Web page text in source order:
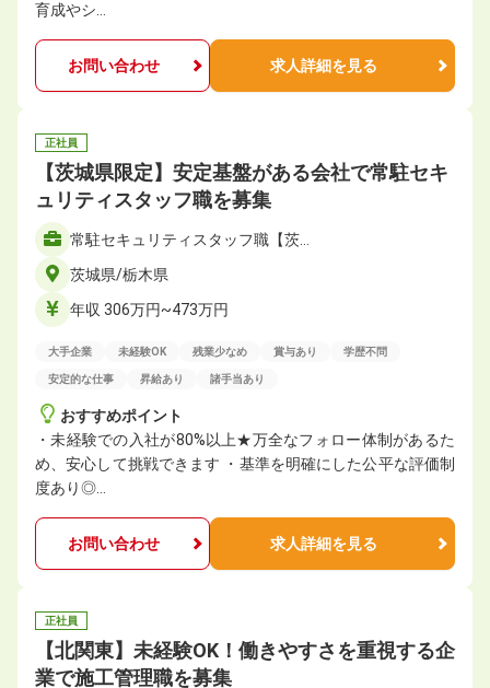
育成やシ…
お問い合わせ 求人詳細を見る
正社員
【茨城県限定】安定基盤がある会社で常駐セキ
ュリティスタッフ職を募集
常駐セキュリティスタッフ職【茨…
茨城県/栃木県
年収 306万円~473万円
大手企業 未経験OK 残業少なめ 賞与あり 学歴不問
安定的な仕事 昇給あり 諸手当あり
おすすめポイント
・未経験での入社が80%以上★万全なフォロー体制があるた
め、安心して挑戦できます ・基準を明確にした公平な評価制
度あり◎…
お問い合わせ 求人詳細を見る
正社員
【北関東】未経験OK！働きやすさを重視する企
業で施工管理職を募集